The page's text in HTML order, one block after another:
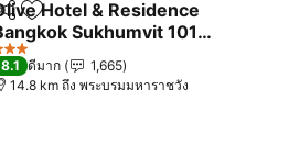
ร์ เพิ่มในรายการโปรด
Hotel & Residence
Sukhumvit 101
True Digital Park
าคา
ดาว
8.1 ดีมาก
1,665
14.8 km ถึง พระบรมมหาราชวัง